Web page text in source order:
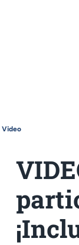
Video